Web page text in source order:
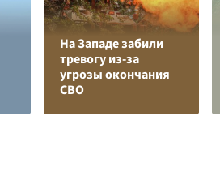
На Западе забили
тревогу из-за
угрозы окончания
СВО